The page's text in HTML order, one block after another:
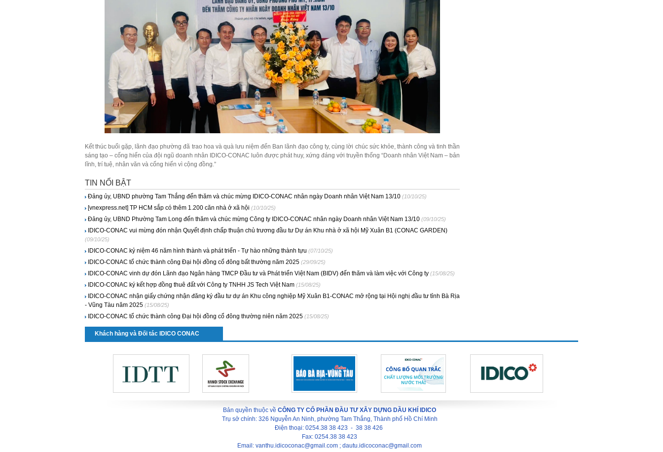
Kết thúc buổi gặp, lãnh đạo phường đã trao hoa và quà lưu niệm đến Ban lãnh đạo công ty, cùng lời chúc sức khỏe, thành công và tinh thần
sáng tạo – cống hiến của đội ngũ doanh nhân IDICO-CONAC luôn được phát huy, xứng đáng với truyền thống “Doanh nhân Việt Nam – bản
lĩnh, trí tuệ, nhân văn và cống hiến vì cộng đồng.”
TIN NỔI BẬT
Đảng ủy, UBND phường Tam Thắng đến thăm và chúc mừng IDICO-CONAC nhân ngày Doanh nhân Việt Nam 13/10 (10/10/25)
[vnexpress.net] TP HCM sắp có thêm 1.200 căn nhà ở xã hội (10/10/25)
Đảng ủy, UBND Phường Tam Long đến thăm và chúc mừng Công ty IDICO-CONAC nhân ngày Doanh nhân Việt Nam 13/10 (09/10/25)
IDICO-CONAC vui mừng đón nhận Quyết định chấp thuận chủ trương đầu tư Dự án Khu nhà ở xã hội Mỹ Xuân B1 (CONAC GARDEN)
(09/10/25)
IDICO-CONAC kỷ niệm 46 năm hình thành và phát triển - Tự hào những thành tựu (07/10/25)
IDICO-CONAC tổ chức thành công Đại hội đồng cổ đông bất thường năm 2025 (29/09/25)
IDICO-CONAC vinh dự đón Lãnh đạo Ngân hàng TMCP Đầu tư và Phát triển Việt Nam (BIDV) đến thăm và làm việc với Công ty (15/08/25)
IDICO-CONAC ký kết hợp đồng thuê đất với Công ty TNHH JS Tech Việt Nam (15/08/25)
IDICO-CONAC nhận giấy chứng nhận đăng ký đầu tư dự án Khu công nghiệp Mỹ Xuân B1-CONAC mở rộng tại Hội nghị đầu tư tỉnh Bà Rịa
- Vũng Tàu năm 2025 (15/08/25)
IDICO-CONAC tổ chức thành công Đại hội đồng cổ đông thường niên năm 2025 (15/08/25)
Khách hàng và Đối tác IDICO CONAC
Bản quyền thuộc về CÔNG TY CỔ PHẦN ĐẦU TƯ XÂY DỰNG DẦU KHÍ IDICO
Trụ sở chính: 326 Nguyễn An Ninh, phường Tam Thắng, Thành phố Hồ Chí Minh
Điện thoại: 0254.38 38 423 - 38 38 426
Fax: 0254.38 38 423
Email: vanthu.idicoconac@gmail.com ; dautu.idicoconac@gmail.com